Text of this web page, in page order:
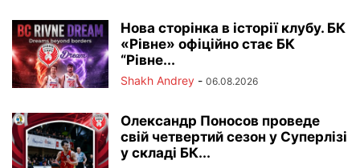
Нова сторінка в історії клубу. БК
«Рівне» офіційно стає БК
“Рівне...
Shakh Andrey - 06.08.2026
Олександр Поносов проведе
свій четвертий сезон у Суперлізі
у складі БК...